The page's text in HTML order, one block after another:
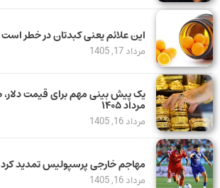
این علائم یعنی کبدتان در خطر است
مرداد 17, 1405
مرداد ۱۴۰۵
مرداد 16, 1405
مهاجم خارجی پرسپولیس تمدید کرد
مرداد 16, 1405